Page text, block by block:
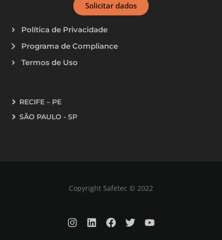
Solicitar dados
Política de Privacidade
Programa de Compliance
Termos de Uso
RECIFE – PE
SÃO PAULO - SP
Copyright Safetec © 2022